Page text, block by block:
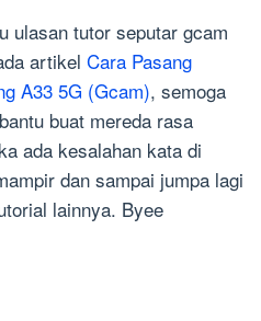
ulasan tutor seputar gcam
artikel Cara Pasang
A33 5G (Gcam), semoga
buat mereda rasa
ada kesalahan kata di
dan sampai jumpa lagi
lainnya. Byee